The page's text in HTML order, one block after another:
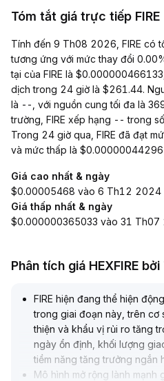
Tóm tắt giá trực tiếp FIRE
Tính đến 9 Th08 2026, FIRE có
tương ứng với mức thay đổi
tại của FIRE là
dịch trong 24 giờ là $261.44.
là --, với nguồn cung tối đa là
trường, FIRE xếp hạng -- trong
Trong 24 giờ qua, FIRE đã đạt
và mức thấp là
Giá cao nhất & ngày
$0.00005468 vào 6 Th12 2024
Giá thấp nhất & ngày
$0.000000365033 vào 31 Th07
Phân tích giá HEXFIRE
FIRE hiện đang thể hiện
trong giai đoạn này, trên cơ
thiện và khẩu vị rủi ro tăng
ngày ổn định, khối lượng
tiềm năng tăng trưởng ngắn
Mô hình mở rộng lành mạnh